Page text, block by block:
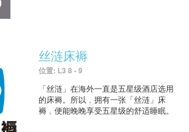
丝涟床褥
位置: L3 8 - 9
「丝涟」在海外一直是五星级酒店选用
的床褥。所以﹐拥有一张「丝涟」床
褥﹐便能晚晚享受五星级的舒适睡眠。